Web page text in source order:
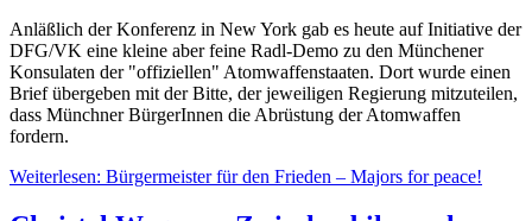
Anläßlich der Konferenz in New York gab es heute auf Initiative der
DFG/VK eine kleine aber feine Radl-Demo zu den Münchener
Konsulaten der "offiziellen" Atomwaffenstaaten. Dort wurde einen
Brief übergeben mit der Bitte, der jeweiligen Regierung mitzuteilen,
dass Münchner BürgerInnen die Abrüstung der Atomwaffen
fordern.
Weiterlesen: Bürgermeister für den Frieden – Majors for peace!